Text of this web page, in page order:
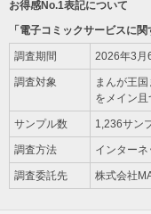
お得感No.1表記について
「電子コミックサービスに関
調査期間 2026年3月
調査対象
まんが王
をメイン
サンプル数 1,236サン
調査方法 インター
調査委託先 株式会社